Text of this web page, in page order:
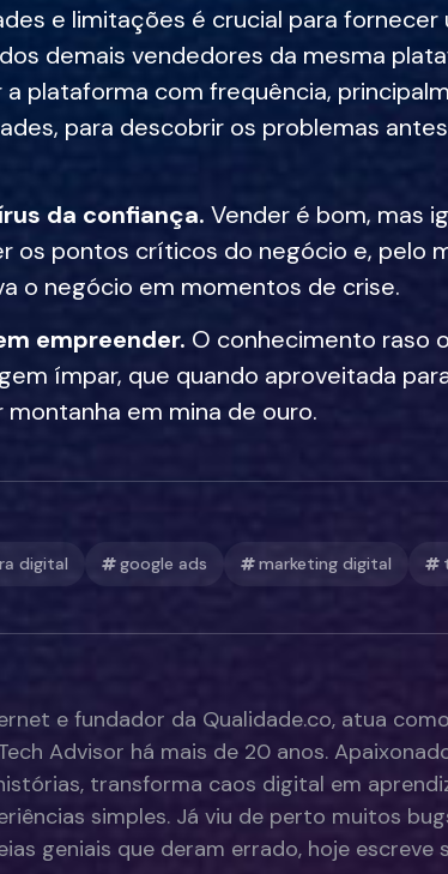
e limitações é crucial para fornecer
demais vendedores da mesma
plataforma com frequência,
para descobrir os problemas
da confiança. Vender é bom, mas
os pontos críticos do negócio e, pelo
o negócio em momentos de crise.
empreender. O conhecimento raso
ímpar, que quando aproveitada
em mina de ouro.
digital google ads marketing digital
e fundador da Qualidade.co, atua como
Advisor há mais de 20 anos.
transforma caos digital em
simples. Já viu de perto muitos
geniais que deram errado, hoje escreve